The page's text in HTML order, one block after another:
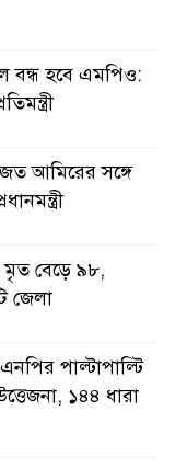
বন্ধ হবে এমপিও:
আমিরের সঙ্গে
মৃত বেড়ে ৯৮,
জেলা
পাল্টাপাল্টি
১৪৪ ধারা